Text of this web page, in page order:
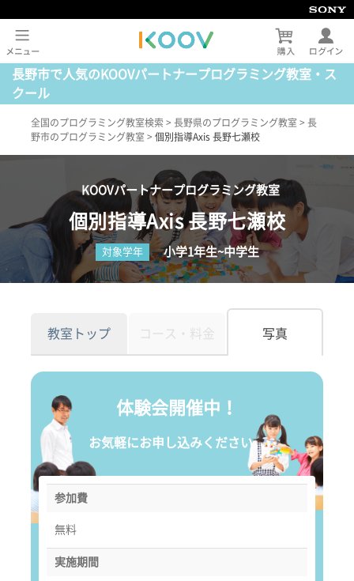
長野市で人気のKOOVパートナープログラミング教室・ス
クール
全国のプログラミング教室検索 > 長野県のプログラミング教室 > 長
野市のプログラミング教室 > 個別指導Axis 長野七瀬校
KOOVパートナープログラミング教室
個別指導Axis 長野七瀬校
対象学年 小学1年生~中学生
教室トップ コース・料金 写真
体験会開催中！
お気軽にお申し込みください。
参加費
無料
実施期間